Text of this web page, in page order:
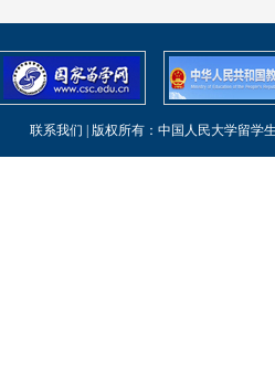
联系我们 | 版权所有：中国人民大学留学